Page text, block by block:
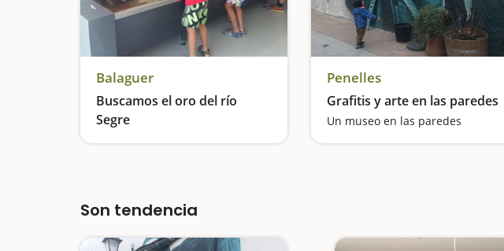
Balaguer
Buscamos el oro del río
Segre
Buscamos oro en el Segre
Penelles
Grafitis y arte en las paredes
Un museo en las paredes
Son tendencia